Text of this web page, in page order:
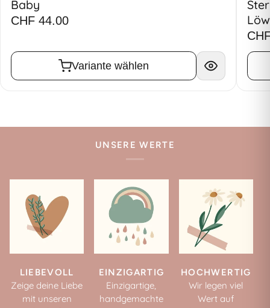
Baby
CHF 44.00
Variante wählen
UNSERE WERTE
LIEBEVOLL
Zeige deine Liebe
mit unseren
EINZIGARTIG
Einzigartige,
handgemachte
HOCHWERTIG
Wir legen viel
Wert auf